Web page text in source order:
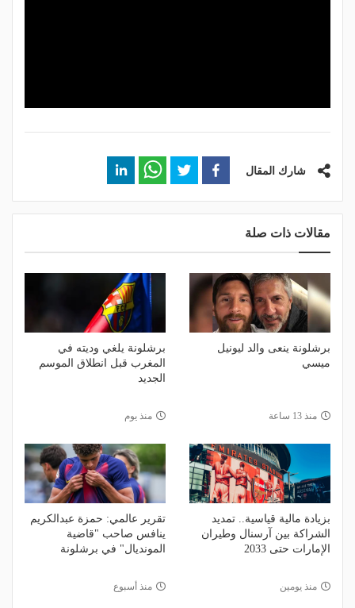
شارك المقال
مقالات ذات صلة
برشلونة ينعى والد ليونيل
ميسي
منذ 13 ساعة
برشلونة يلغي وديته في
المغرب قبل انطلاق الموسم
الجديد
منذ يوم
بزيادة مالية قياسية.. تمديد
الشراكة بين آرسنال وطيران
الإمارات حتى 2033
منذ يومين
تقرير عالمي: حمزة عبدالكريم
ينافس صاحب "قاضية
المونديال" في برشلونة
منذ أسبوع